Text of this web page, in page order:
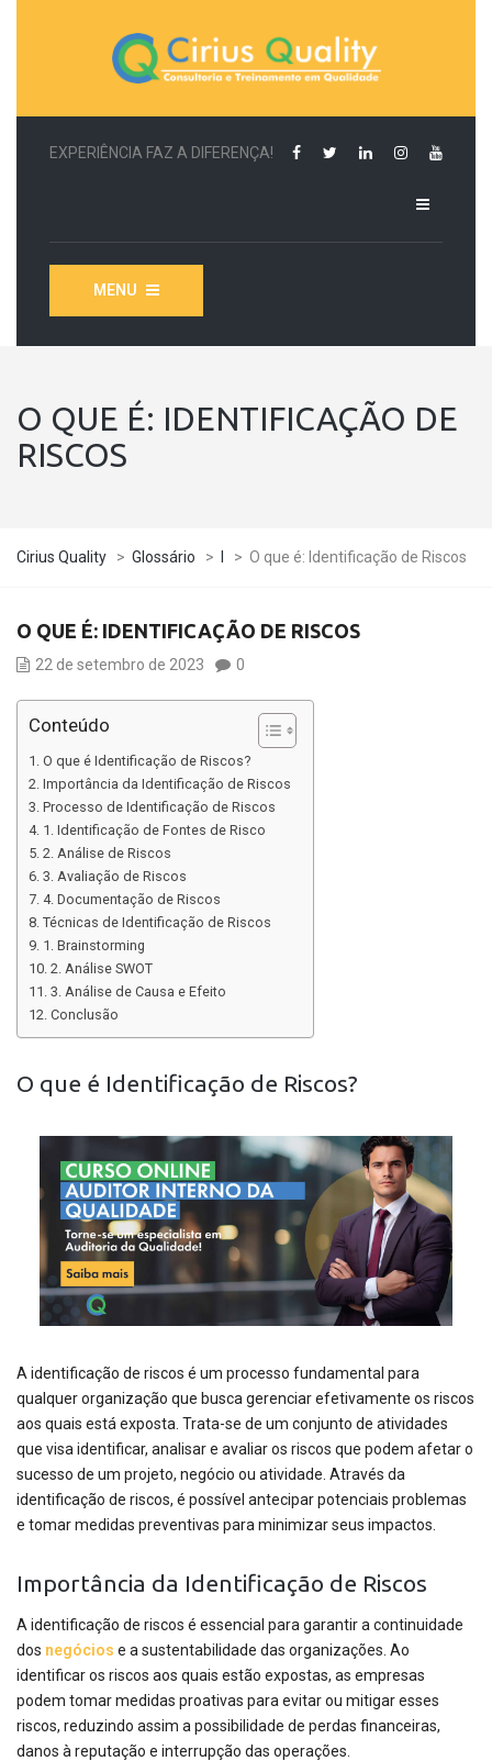
EXPERIÊNCIA FAZ A DIFERENÇA!
MENU
O QUE É: IDENTIFICAÇÃO DE
RISCOS
Cirius Quality > Glossário > > O que é: Identificação de Riscos
O QUE É: IDENTIFICAÇÃO DE RISCOS
22 de setembro de 2023 0
Conteúdo
O que é Identificação de Riscos?
Importância da Identificação de Riscos
Processo de Identificação de Riscos
1. Identificação de Fontes de Risco
2. Análise de Riscos
3. Avaliação de Riscos
4. Documentação de Riscos
Técnicas de Identificação de Riscos
1. Brainstorming
2. Análise SWOT
3. Análise de Causa e Efeito
Conclusão
O que é Identificação de Riscos?
A identificação de riscos é um processo fundamental para
qualquer organização que busca gerenciar efetivamente os riscos
aos quais está exposta. Trata-se de um conjunto de atividades
que visa identificar, analisar e avaliar os riscos que podem afetar o
sucesso de um projeto, negócio ou atividade. Através da
identificação de riscos, é possível antecipar potenciais problemas
e tomar medidas preventivas para minimizar seus impactos.
Importância da Identificação de Riscos
A identificação de riscos é essencial para garantir a continuidade
dos negócios e a sustentabilidade das organizações. Ao
identificar os riscos aos quais estão expostas, as empresas
podem tomar medidas proativas para evitar ou mitigar esses
riscos, reduzindo assim a possibilidade de perdas financeiras,
danos à reputação e interrupção das operações.